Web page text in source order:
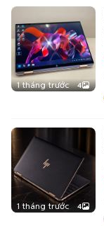
1 tháng trước 4
1 tháng trước 4